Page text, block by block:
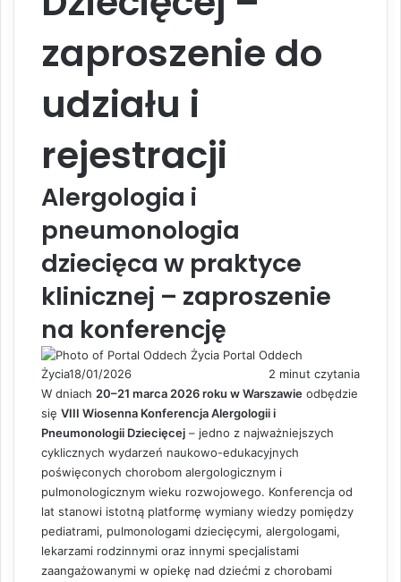
zaproszenie do
udziału i
rejestracji
Alergologia i
pneumonologia
dziecięca w praktyce
klinicznej – zaproszenie
na konferencję
Portal Oddech
Życia18/01/2026
2 minut czytania
W dniach 20–21 marca 2026 roku w Warszawie odbędzie
się VIII Wiosenna Konferencja Alergologii i
Pneumonologii Dziecięcej – jedno z najważniejszych
cyklicznych wydarzeń naukowo-edukacyjnych
poświęconych chorobom alergologicznym i
pulmonologicznym wieku rozwojowego. Konferencja od
lat stanowi istotną platformę wymiany wiedzy pomiędzy
pediatrami, pulmonologami dziecięcymi, alergologami,
lekarzami rodzinnymi oraz innymi specjalistami
zaangażowanymi w opiekę nad dziećmi z chorobami